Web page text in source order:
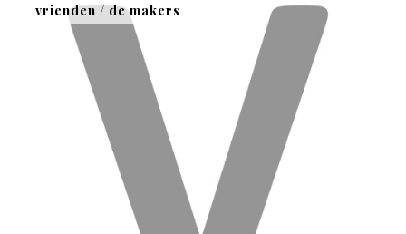
vrienden / de makers